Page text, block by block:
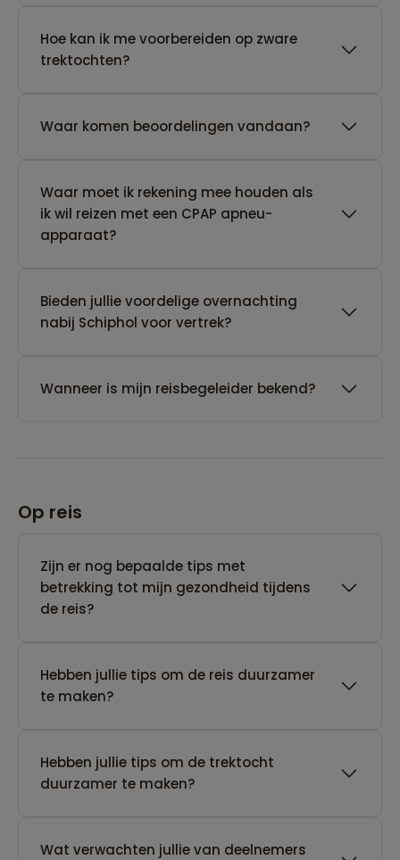
Hoe kan ik me voorbereiden op zware
trektochten?
Waar komen beoordelingen vandaan?
Waar moet ik rekening mee houden als
ik wil reizen met een CPAP apneu-
apparaat?
Bieden jullie voordelige overnachting
nabij Schiphol voor vertrek?
Wanneer is mijn reisbegeleider bekend?
Op reis
Zijn er nog bepaalde tips met
betrekking tot mijn gezondheid tijdens
de reis?
Hebben jullie tips om de reis duurzamer
te maken?
Hebben jullie tips om de trektocht
duurzamer te maken?
Wat verwachten jullie van deelnemers